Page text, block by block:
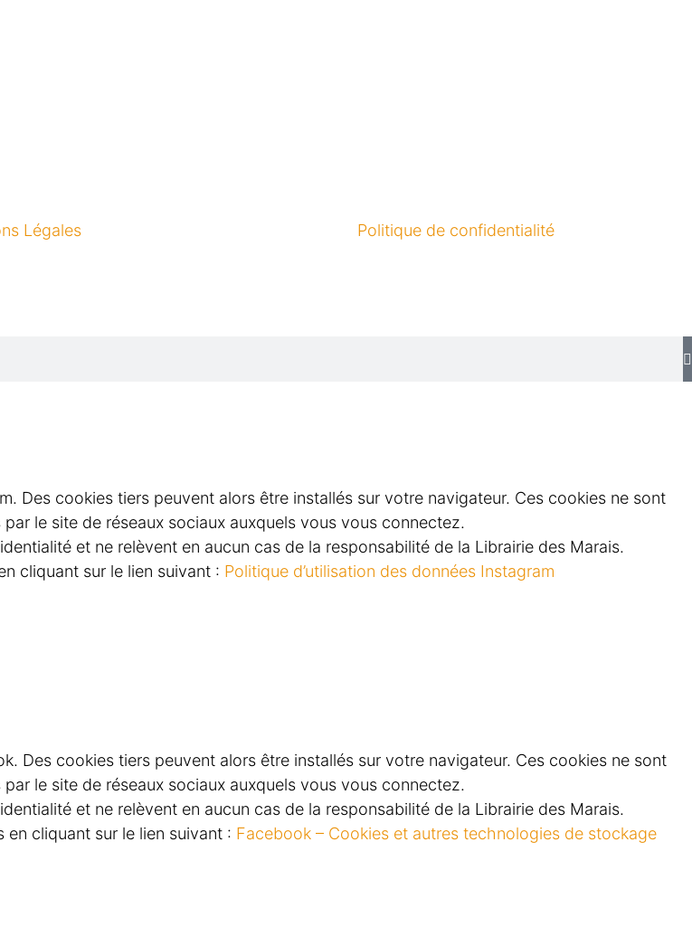
Légales Politique de confidentialité
Des cookies tiers peuvent alors être installés sur votre navigateur. Ces cookies ne sont
le site de réseaux sociaux auxquels vous vous connectez.
et ne relèvent en aucun cas de la responsabilité de la Librairie des Marais.
cliquant sur le lien suivant : Politique d’utilisation des données Instagram
Des cookies tiers peuvent alors être installés sur votre navigateur. Ces cookies ne sont
le site de réseaux sociaux auxquels vous vous connectez.
et ne relèvent en aucun cas de la responsabilité de la Librairie des Marais.
cliquant sur le lien suivant : Facebook – Cookies et autres technologies de stockage